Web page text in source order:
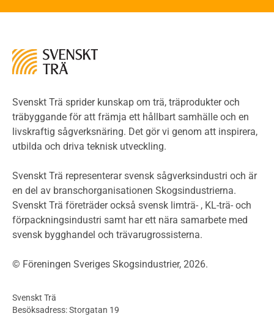
Miljöeffekter
LCA
Miljödeklarationer och märkning
Termer och förkortningar
Planering
Klimatkalkylator hallar
Projektering av trähus - generellt
Byggsystem
Fasadsystem i skivmaterial
Bullerskärmar och andra utomhuskonstruktioner
Byggnation och utförande
Utförande
Svenskt Trä sprider kunskap om trä, träprodukter och
träbyggande för att främja ett hållbart samhälle och en
livskraftig sågverksnäring. Det gör vi genom att inspirera,
utbilda och driva teknisk utveckling.
Svenskt Trä representerar svensk sågverksindustri och är
en del av branschorganisationen Skogsindustrierna.
Svenskt Trä företräder också svensk limträ- , KL-trä- och
förpackningsindustri samt har ett nära samarbete med
svensk bygghandel och trävarugrossisterna.
© Föreningen Sveriges Skogsindustrier, 2026.
Svenskt Trä
Besöksadress: Storgatan 19